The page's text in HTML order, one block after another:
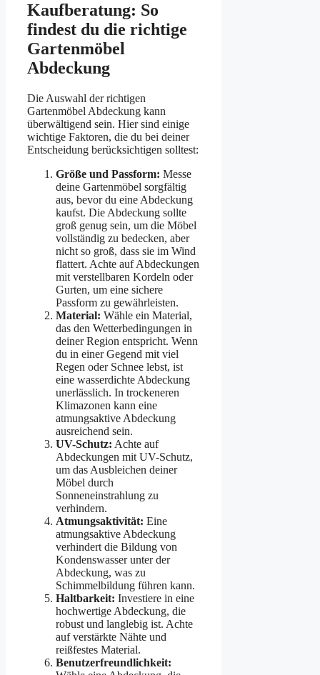
Kaufberatung: So
findest du die richtige
Gartenmöbel
Abdeckung
Die Auswahl der richtigen
Gartenmöbel Abdeckung kann
überwältigend sein. Hier sind einige
wichtige Faktoren, die du bei deiner
Entscheidung berücksichtigen solltest:
Größe und Passform: Messe
deine Gartenmöbel sorgfältig
aus, bevor du eine Abdeckung
kaufst. Die Abdeckung sollte
groß genug sein, um die Möbel
vollständig zu bedecken, aber
nicht so groß, dass sie im Wind
flattert. Achte auf Abdeckungen
mit verstellbaren Kordeln oder
Gurten, um eine sichere
Passform zu gewährleisten.
Material: Wähle ein Material,
das den Wetterbedingungen in
deiner Region entspricht. Wenn
du in einer Gegend mit viel
Regen oder Schnee lebst, ist
eine wasserdichte Abdeckung
unerlässlich. In trockeneren
Klimazonen kann eine
atmungsaktive Abdeckung
ausreichend sein.
UV-Schutz: Achte auf
Abdeckungen mit UV-Schutz,
um das Ausbleichen deiner
Möbel durch
Sonneneinstrahlung zu
verhindern.
Atmungsaktivität: Eine
atmungsaktive Abdeckung
verhindert die Bildung von
Kondenswasser unter der
Abdeckung, was zu
Schimmelbildung führen kann.
Haltbarkeit: Investiere in eine
hochwertige Abdeckung, die
robust und langlebig ist. Achte
auf verstärkte Nähte und
reißfestes Material.
Benutzerfreundlichkeit: